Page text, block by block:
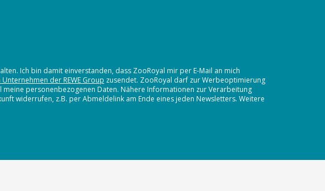
Ich bin damit einverstanden, dass ZooRoyal mir per E-Mail an mich
der REWE Group zusendet. ZooRoyal darf zur Werbeoptimierung
personenbezogenen Daten. Nähere Informationen zur Verarbeitung
widerrufen, z.B. per Abmeldelink am Ende eines jeden Newsletters. Weitere